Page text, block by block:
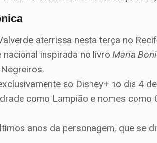
aterrissa nesta terça no
nacional inspirada no livro Maria
ao Disney+ no dia 4
como Lampião e nomes como
anos da personagem, que se